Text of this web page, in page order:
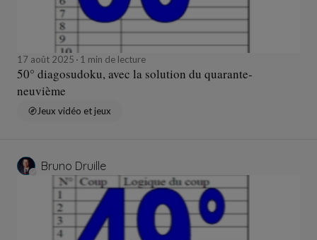
17 août 2025 1 min de lecture
50° diagosudoku, avec la solution du quarante-
neuvième
Jeux vidéo et jeux
Bruno Druille